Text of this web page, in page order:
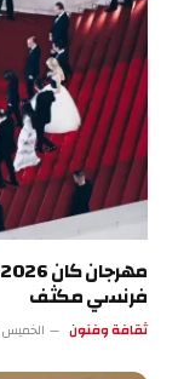
فرنسي مكثف
ثقافة وفنون الخميس 02 أبريل 12:13 ص